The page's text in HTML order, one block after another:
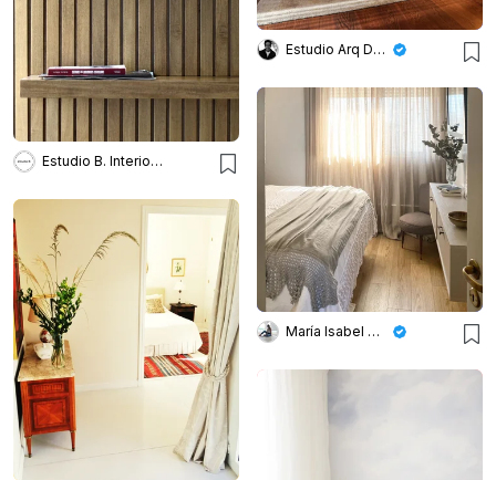
Estudio B. Interiorismo
Estudio Arq Daniel Tarrio
María Isabel Wetzel